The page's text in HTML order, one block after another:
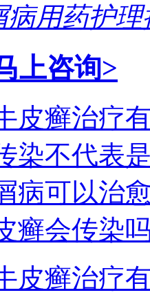
病用药护理
上咨询>
皮癣治疗
染不代表
病可以治
癣会传染
皮癣治疗